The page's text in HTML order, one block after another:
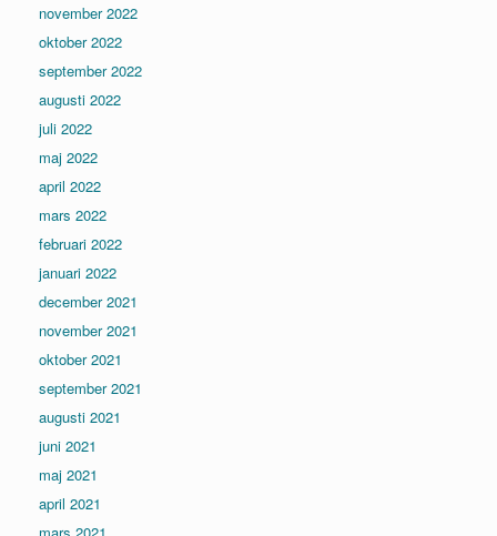
november 2022
oktober 2022
september 2022
augusti 2022
juli 2022
maj 2022
april 2022
mars 2022
februari 2022
januari 2022
december 2021
november 2021
oktober 2021
september 2021
augusti 2021
juni 2021
maj 2021
april 2021
mars 2021